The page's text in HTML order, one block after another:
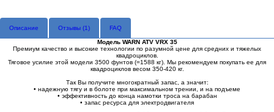
Описание Отзывы (1) FAQ
Модель WARN ATV VRX 35
Премиум качество и высокие технологии по разумной цене для средних и тяжелых
квадроциклов.
Тяговое усилие этой модели 3500 фунтов (=1588 кг). Мы рекомендуем покупать ее для
квадроциклов весом 350-420 кг.
Так Вы получите многократный запас, а значит:
• надежную тягу и в болоте при максимальном трении, и на подъеме
• эффективность до конца намотки троса на барабан
• запас ресурса для электродвигателя